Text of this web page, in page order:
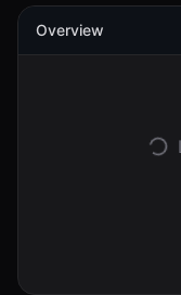
Overview